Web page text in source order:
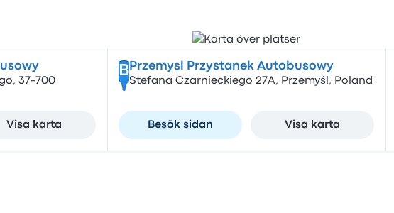
37-700
Visa karta
B Przemysl Przystanek Autobusowy
Stefana Czarnieckiego 27A, Przemyśl, Poland
Besök sidan Visa karta